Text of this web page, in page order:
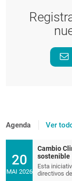
Agenda Ver
20
MAI 2026
Cambio
sostenible
Esta
directivos